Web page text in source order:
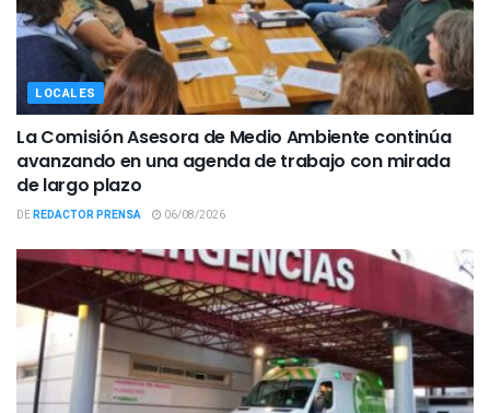
LOCALES
La Comisión Asesora de Medio Ambiente continúa
avanzando en una agenda de trabajo con mirada
de largo plazo
DEREDACTOR PRENSA 06/08/2026